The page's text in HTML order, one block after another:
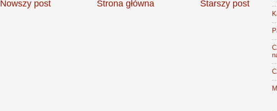
Nowszy post Starszy post
Strona główna